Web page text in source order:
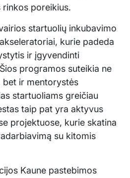
rinkos poreikius.
startuolių inkubavimo
kurie padeda
ir įgyvendinti
programos suteikia ne
bet ir mentorystės
startuoliams greičiau
taip pat yra aktyvus
projektuose, kurie skatina
su kitomis
Kaune pastebimos